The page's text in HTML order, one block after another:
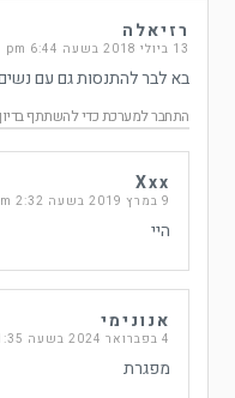
רזיאלה
13 ביולי 2018 בשעה 6:44 pm
בא לבר להתנסות גם עם
התחבר למערכת כדי להשתתף בדיון
Xxx
9 במרץ 2019 בשעה 2:32 pm
היי
אנונימי
4 בפברואר 2024 בשעה 11:35 pm
מפגרת